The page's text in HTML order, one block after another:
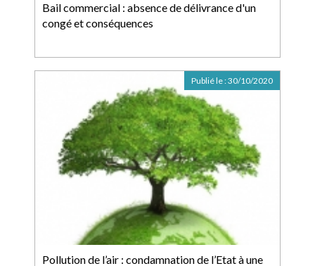
Bail commercial : absence de délivrance d'un
congé et conséquences
Pollution de l’air : condamnation de l’Etat à une
Publié le :30/10/2020